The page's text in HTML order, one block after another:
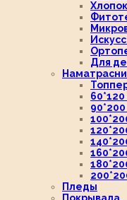
Хлопок
Для
60*120
Пледы
Покрывала